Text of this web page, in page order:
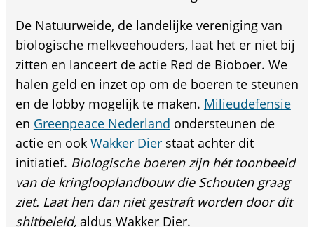
De Natuurweide, de landelijke vereniging van
biologische melkveehouders, laat het er niet bij
zitten en lanceert de actie Red de Bioboer. We
halen geld en inzet op om de boeren te steunen
en de lobby mogelijk te maken. Milieudefensie
en Greenpeace Nederland ondersteunen de
actie en ook Wakker Dierstaat achter dit
initiatief. Biologische boeren zijn hét toonbeeld
van de kringlooplandbouw die Schouten graag
ziet. Laat hen dan niet gestraft worden door dit
shitbeleid,aldus Wakker Dier.